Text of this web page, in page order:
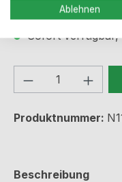
Sofort verfügbar,
Produkt
Produktnummer:
Beschreibung
Ablehnen